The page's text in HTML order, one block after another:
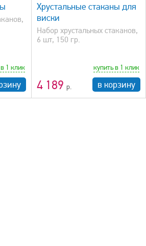
1 клик
Хрустальные стаканы для
виски
Набор хрустальных стаканов,
6 шт, 150 гр.
4 189
купить в 1 клик
в корзину